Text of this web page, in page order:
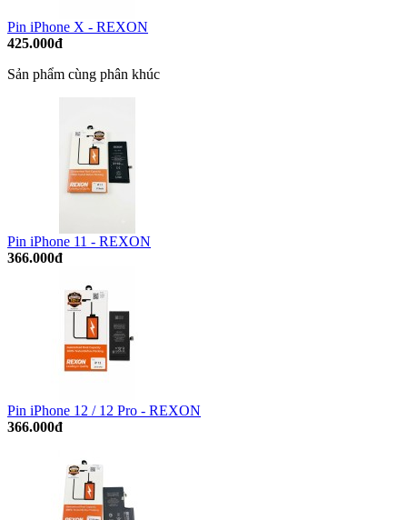
Pin iPhone X - REXON
425.000đ
Sản phẩm cùng phân khúc
Pin iPhone 11 - REXON
366.000đ
Pin iPhone 12 / 12 Pro - REXON
366.000đ